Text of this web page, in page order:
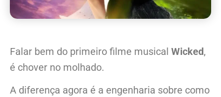
Falar bem do primeiro filme musical Wicked,
é chover no molhado.
A diferença agora é a engenharia sobre como